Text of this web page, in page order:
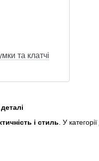
і стиль . У
та клатчі